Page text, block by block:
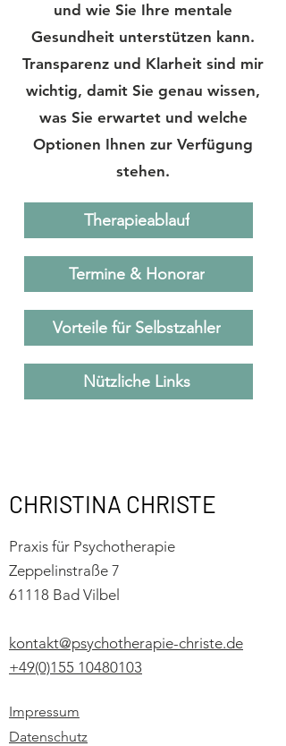
und wie Sie Ihre mentale
Gesundheit unterstützen kann.
Transparenz und Klarheit sind mir
wichtig, damit Sie genau wissen,
was Sie erwartet und welche
Optionen Ihnen zur Verfügung
stehen.
Therapieablauf
Termine & Honorar
Vorteile für Selbstzahler
Nützliche Links
CHRISTINA CHRISTE
Praxis für Psychotherapie
Zeppelinstraße 7
61118 Bad Vilbel
kontakt@psychotherapie-christe.de
+49(0)155 10480103
Impressum
Datenschutz